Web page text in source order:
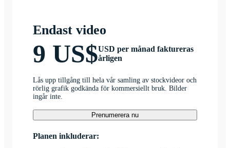
Endast video
9 US$USD per månad faktureras
årligen
Lås upp tillgång till hela vår samling av stockvideor och
rörlig grafik godkända för kommersiellt bruk. Bilder
ingår inte.
Prenumerera nu
Planen inkluderar: